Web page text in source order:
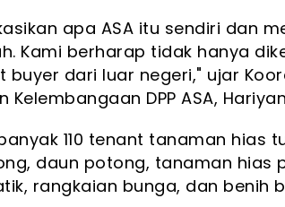
apa ASA itu sendiri dan
Kami berharap tidak hanya
buyer dari luar negeri," ujar
DPP ASA,
110 tenant tanaman hias
daun potong, tanaman hias
rangkaian bunga, dan benih